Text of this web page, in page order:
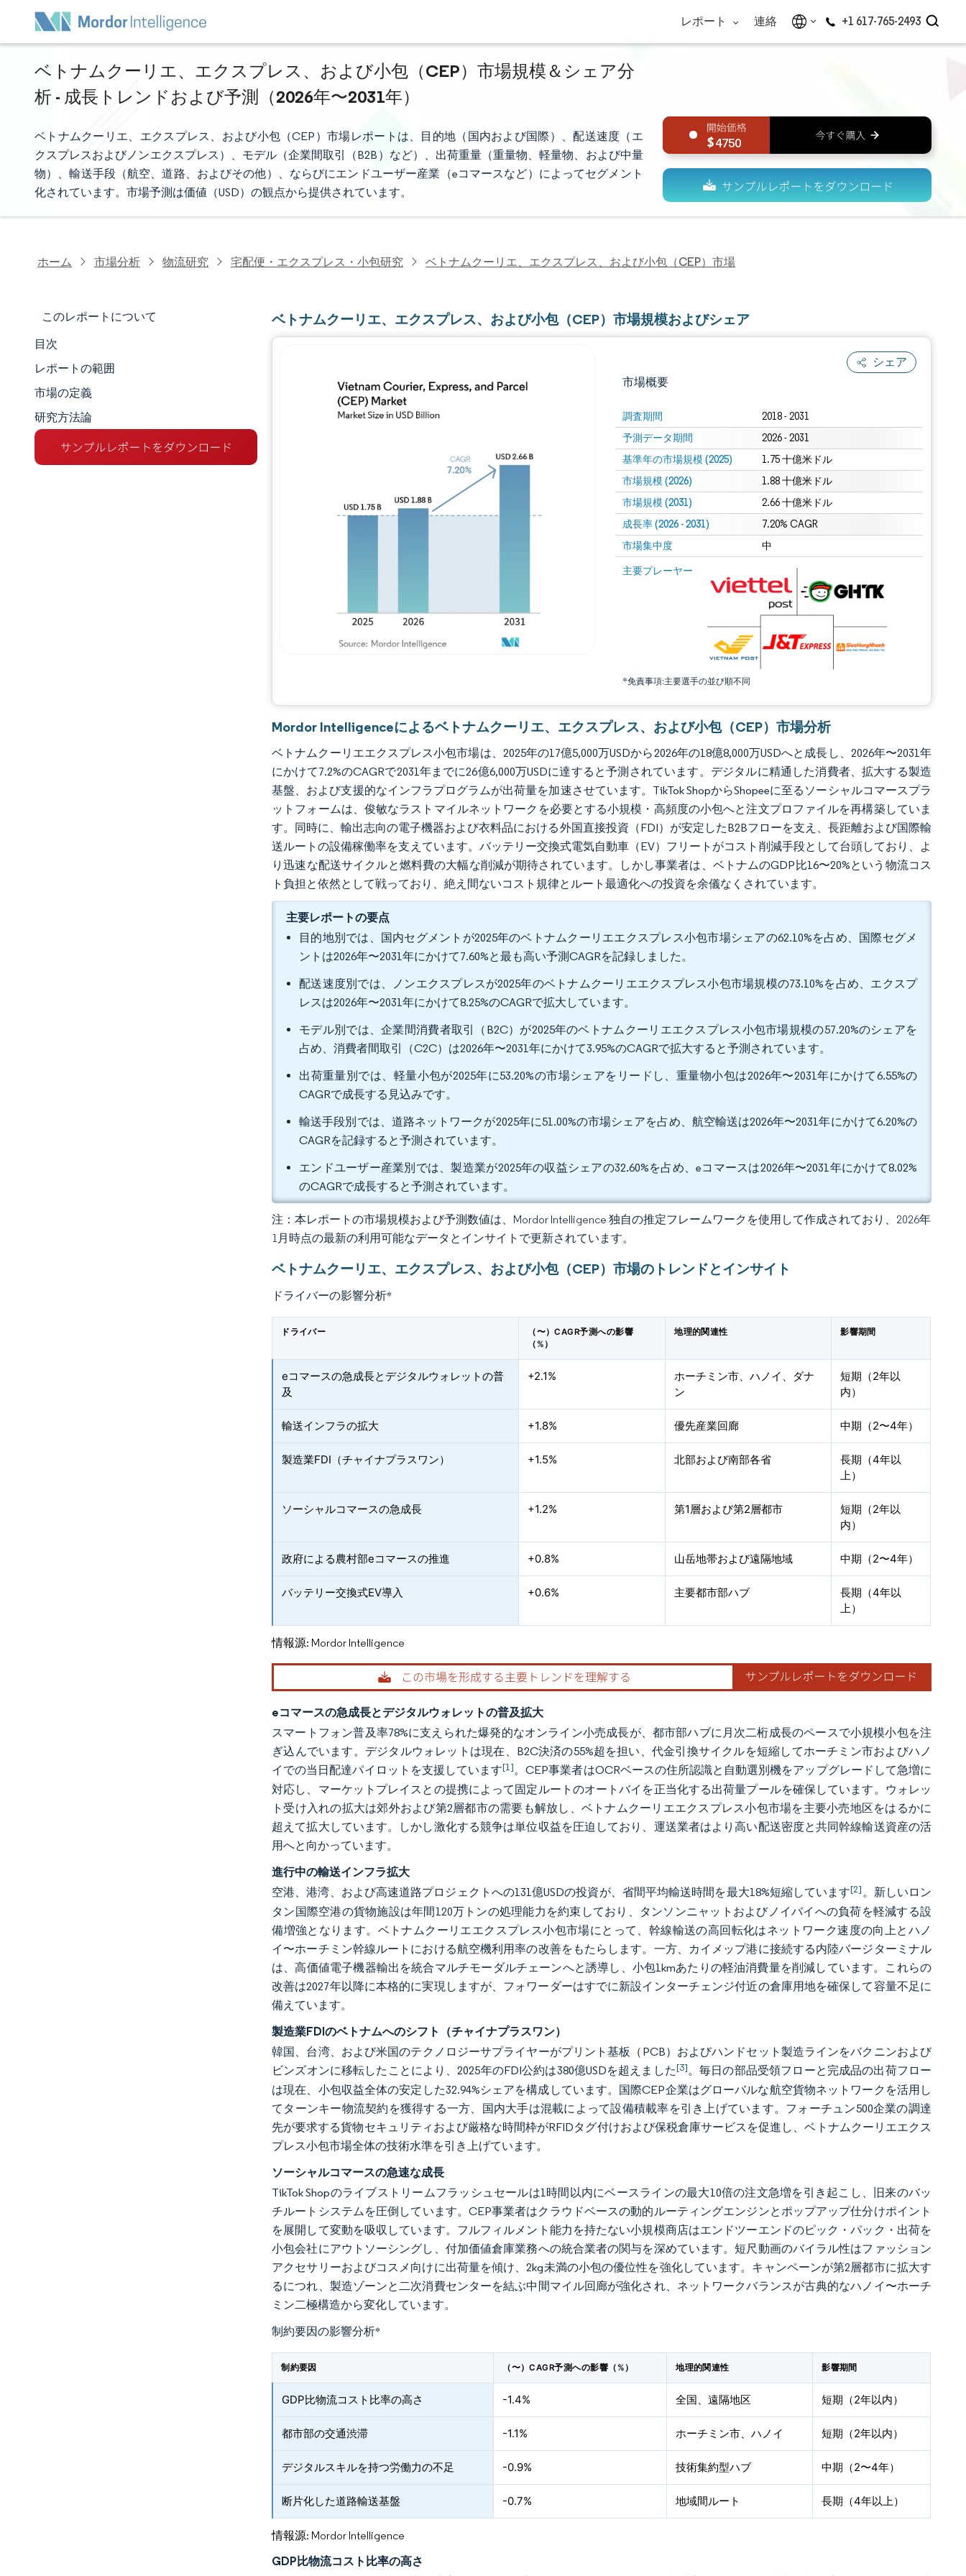
レポート 連絡 +1 617-765-2493
ベトナムクーリエ、エクスプレス、および小包（CEP）市場規模＆シェア分
析 - 成長トレンドおよび予測（2026年〜2031年）
ベトナムクーリエ、エクスプレス、および小包（CEP）市場レポートは、目的地（国内および国際）、配送速度（エ
クスプレスおよびノンエクスプレス）、モデル（企業間取引（B2B）など）、出荷重量（重量物、軽量物、および中量
物）、輸送手段（航空、道路、およびその他）、ならびにエンドユーザー産業（eコマースなど）によってセグメント
化されています。市場予測は価値（USD）の観点から提供されています。
4750
ホーム 市場分析 物流研究 宅配便・エクスプレス・小包研究 ベトナムクーリエ、エクスプレス、および小包（CEP）市場
このレポートについて
市場規模とシェア
市場分析
トレンドとインサイト
セグメント分析
目次
レポートの範囲
市場の定義
研究方法論
ベトナムクーリエ、エクスプレス、および小包（CEP）市場規模およびシェア
シェア
市場概要
調査期間 2018 - 2031
予測データ期間 2026 - 2031
基準年の市場規模 (2025) 1.75 十億米ドル
市場規模 (2026) 1.88 十億米ドル
市場規模 (2031) 2.66 十億米ドル
成長率 (2026 - 2031) 7.20% CAGR
市場集中度 中
主要プレーヤー
*免責事項:主要選手の並び順不同
画像 © Mordor Intelligence。再利用にはCC BY 4.0の表示が必要です。
画像 © Mordor Intelligence。再利用にはCC BY 4.0の表示が必要です。
Mordor Intelligenceによるベトナムクーリエ、エクスプレス、および小包（CEP）市場分析
ベトナムクーリエエクスプレス小包市場は、2025年の17億5,000万USDから2026年の18億8,000万USDへと成長し、2026年〜2031年
にかけて7.2%のCAGRで2031年までに26億6,000万USDに達すると予測されています。デジタルに精通した消費者、拡大する製造
基盤、および支援的なインフラプログラムが出荷量を加速させています。TikTok ShopからShopeeに至るソーシャルコマースプラ
ットフォームは、俊敏なラストマイルネットワークを必要とする小規模・高頻度の小包へと注文プロファイルを再構築していま
す。同時に、輸出志向の電子機器および衣料品における外国直接投資（FDI）が安定したB2Bフローを支え、長距離および国際輸
送ルートの設備稼働率を支えています。バッテリー交換式電気自動車（EV）フリートがコスト削減手段として台頭しており、よ
り迅速な配送サイクルと燃料費の大幅な削減が期待されています。しかし事業者は、ベトナムのGDP比16〜20%という物流コス
ト負担と依然として戦っており、絶え間ないコスト規律とルート最適化への投資を余儀なくされています。
主要レポートの要点
目的地別では、国内セグメントが2025年のベトナムクーリエエクスプレス小包市場シェアの62.10%を占め、国際セグメ
ントは2026年〜2031年にかけて7.60%と最も高い予測CAGRを記録しました。
配送速度別では、ノンエクスプレスが2025年のベトナムクーリエエクスプレス小包市場規模の73.10%を占め、エクスプ
レスは2026年〜2031年にかけて8.25%のCAGRで拡大しています。
モデル別では、企業間消費者取引（B2C）が2025年のベトナムクーリエエクスプレス小包市場規模の57.20%のシェアを
占め、消費者間取引（C2C）は2026年〜2031年にかけて3.95%のCAGRで拡大すると予測されています。
出荷重量別では、軽量小包が2025年に53.20%の市場シェアをリードし、重量物小包は2026年〜2031年にかけて6.55%の
CAGRで成長する見込みです。
輸送手段別では、道路ネットワークが2025年に51.00%の市場シェアを占め、航空輸送は2026年〜2031年にかけて6.20%の
CAGRを記録すると予測されています。
エンドユーザー産業別では、製造業が2025年の収益シェアの32.60%を占め、eコマースは2026年〜2031年にかけて8.02%
のCAGRで成長すると予測されています。
注：本レポートの市場規模および予測数値は、Mordor Intelligence 独自の推定フレームワークを使用して作成されており、2026年
1月時点の最新の利用可能なデータとインサイトで更新されています。
ベトナムクーリエ、エクスプレス、および小包（CEP）市場のトレンドとインサイト
ドライバーの影響分析*
ドライバー
（〜）CAGR予測への影響
（%）
地理的関連性 影響期間
eコマースの急成長とデジタルウォレットの普
及
+2.1%
ホーチミン市、ハノイ、ダナ
ン
短期（2年以
内）
輸送インフラの拡大 +1.8% 優先産業回廊 中期（2〜4年）
製造業FDI（チャイナプラスワン） +1.5% 北部および南部各省
長期（4年以
上）
ソーシャルコマースの急成長 +1.2% 第1層および第2層都市
短期（2年以
内）
政府による農村部eコマースの推進 +0.8% 山岳地帯および遠隔地域 中期（2〜4年）
バッテリー交換式EV導入 +0.6% 主要都市部ハブ
長期（4年以
上）
情報源: Mordor Intelligence
eコマースの急成長とデジタルウォレットの普及拡大
スマートフォン普及率78%に支えられた爆発的なオンライン小売成長が、都市部ハブに月次二桁成長のペースで小規模小包を注
ぎ込んでいます。デジタルウォレットは現在、B2C決済の55%超を担い、代金引換サイクルを短縮してホーチミン市およびハノ
イでの当日配達パイロットを支援しています[1]。CEP事業者はOCRベースの住所認識と自動選別機をアップグレードして急増に
対応し、マーケットプレイスとの提携によって固定ルートのオートバイを正当化する出荷量プールを確保しています。ウォレッ
ト受け入れの拡大は郊外および第2層都市の需要も解放し、ベトナムクーリエエクスプレス小包市場を主要小売地区をはるかに
超えて拡大しています。しかし激化する競争は単位収益を圧迫しており、運送業者はより高い配送密度と共同幹線輸送資産の活
用へと向かっています。
進行中の輸送インフラ拡大
空港、港湾、および高速道路プロジェクトへの131億USDの投資が、省間平均輸送時間を最大18%短縮しています[2]。新しいロン
タン国際空港の貨物施設は年間120万トンの処理能力を約束しており、タンソンニャットおよびノイバイへの負荷を軽減する設
備増強となります。ベトナムクーリエエクスプレス小包市場にとって、幹線輸送の高回転化はネットワーク速度の向上とハノ
イ〜ホーチミン幹線ルートにおける航空機利用率の改善をもたらします。一方、カイメップ港に接続する内陸バージターミナル
は、高価値電子機器輸出を統合マルチモーダルチェーンへと誘導し、小包1kmあたりの軽油消費量を削減しています。これらの
改善は2027年以降に本格的に実現しますが、フォワーダーはすでに新設インターチェンジ付近の倉庫用地を確保して容量不足に
備えています。
製造業FDIのベトナムへのシフト（チャイナプラスワン）
韓国、台湾、および米国のテクノロジーサプライヤーがプリント基板（PCB）およびハンドセット製造ラインをバクニンおよび
ビンズオンに移転したことにより、2025年のFDI公約は380億USDを超えました[3]。毎日の部品受領フローと完成品の出荷フロー
は現在、小包収益全体の安定した32.94%シェアを構成しています。国際CEP企業はグローバルな航空貨物ネットワークを活用し
てターンキー物流契約を獲得する一方、国内大手は混載によって設備積載率を引き上げています。フォーチュン500企業の調達
先が要求する貨物セキュリティおよび厳格な時間枠がRFIDタグ付けおよび保税倉庫サービスを促進し、ベトナムクーリエエクス
プレス小包市場全体の技術水準を引き上げています。
ソーシャルコマースの急速な成長
TikTok Shopのライブストリームフラッシュセールは1時間以内にベースラインの最大10倍の注文急増を引き起こし、旧来のバッ
チルートシステムを圧倒しています。CEP事業者はクラウドベースの動的ルーティングエンジンとポップアップ仕分けポイント
を展開して変動を吸収しています。フルフィルメント能力を持たない小規模商店はエンドツーエンドのピック・パック・出荷を
小包会社にアウトソーシングし、付加価値倉庫業務への統合業者の関与を深めています。短尺動画のバイラル性はファッション
アクセサリーおよびコスメ向けに出荷量を傾け、2kg未満の小包の優位性を強化しています。キャンペーンが第2層都市に拡大す
るにつれ、製造ゾーンと二次消費センターを結ぶ中間マイル回廊が強化され、ネットワークバランスが古典的なハノイ〜ホーチ
ミン二極構造から変化しています。
制約要因の影響分析*
制約要因 （〜）CAGR予測への影響（%） 地理的関連性 影響期間
GDP比物流コスト比率の高さ -1.4% 全国、遠隔地区 短期（2年以内）
都市部の交通渋滞 -1.1% ホーチミン市、ハノイ 短期（2年以内）
デジタルスキルを持つ労働力の不足 -0.9% 技術集約型ハブ 中期（2〜4年）
断片化した道路輸送基盤 -0.7% 地域間ルート 長期（4年以上）
情報源: Mordor Intelligence
GDP比物流コスト比率の高さ